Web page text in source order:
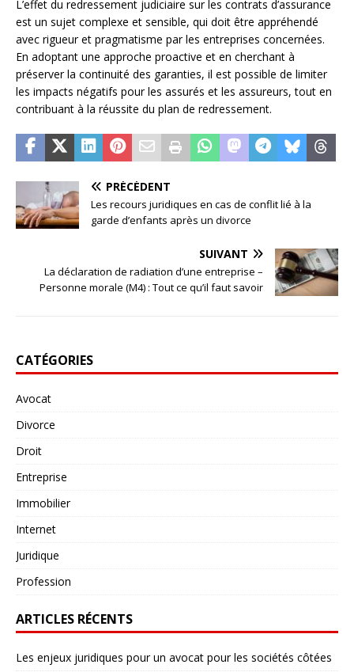
L’effet du redressement judiciaire sur les contrats d’assurance
est un sujet complexe et sensible, qui doit être appréhendé
avec rigueur et pragmatisme par les entreprises concernées.
En adoptant une approche proactive et en cherchant à
préserver la continuité des garanties, il est possible de limiter
les impacts négatifs pour les assurés et les assureurs, tout en
contribuant à la réussite du plan de redressement.
PRÉCÉDENT
Les recours juridiques en cas de conflit lié à la
garde d’enfants après un divorce
SUIVANT
La déclaration de radiation d’une entreprise –
Personne morale (M4) : Tout ce qu’il faut savoir
CATÉGORIES
Avocat
Divorce
Droit
Entreprise
Immobilier
Internet
Juridique
Profession
ARTICLES RÉCENTS
Les enjeux juridiques pour un avocat pour les sociétés côtées